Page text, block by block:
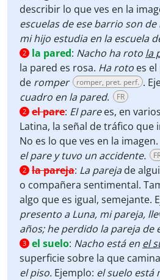
describir lo que ves en la
escuelas de ese barrio son
mi hijo estudia en la escuela
2 la pared: Nacho ha roto la
la pared es rosa. Ha roto es
de romper romper, pret. perf. .
cuadro en la pared. FR
2 el pare: El parees, en
Latina, la señal de tráfico que
No es lo que ves en la
el pare y tuvo un accidente.
2 la pareja: La parejade
o compañera sentimental.
algo que es igual, semejante.
presento a Luna, mi pareja,
años; he perdido la pareja de
3 el suelo: Nacho está en el
superficie sobre la que
el piso. Ejemplo: el suelo está